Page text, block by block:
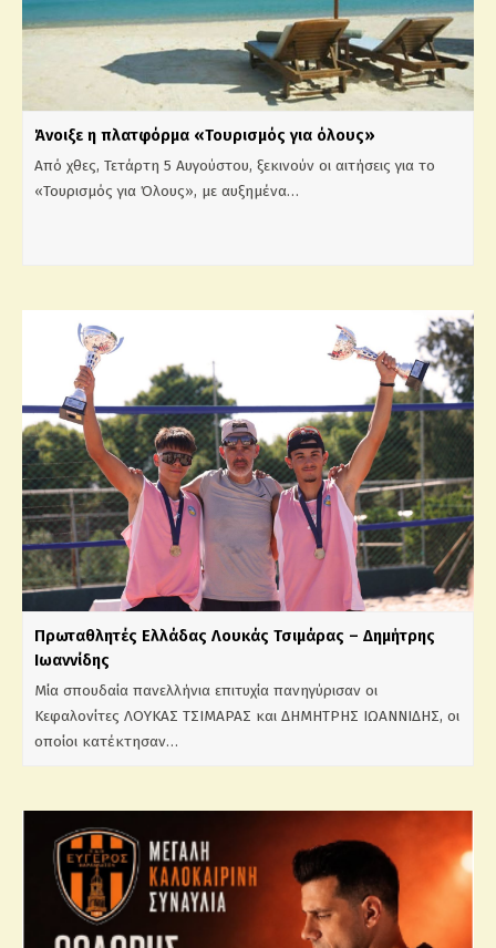
Άνοιξε η πλατφόρμα «Τουρισμός για όλους»
Από χθες, Τετάρτη 5 Αυγούστου, ξεκινούν οι αιτήσεις για το
«Τουρισμός για Όλους», με αυξημένα…
Πρωταθλητές Ελλάδας Λουκάς Τσιμάρας – Δημήτρης
Ιωαννίδης
Μία σπουδαία πανελλήνια επιτυχία πανηγύρισαν οι
Κεφαλονίτες ΛΟΥΚΑΣ ΤΣΙΜΑΡΑΣ και ΔΗΜΗΤΡΗΣ ΙΩΑΝΝΙΔΗΣ, οι
οποίοι κατέκτησαν…